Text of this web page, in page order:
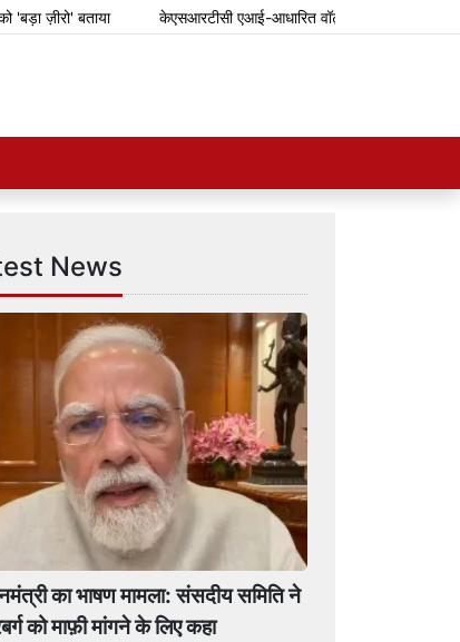
बताया केएसआरटीसी एआई-आधारित वॉट्सऐप टिकटिंग सिस्टम शुरू
News
का भाषण मामला: संसदीय समिति ने
को माफ़ी मांगने के लिए कहा